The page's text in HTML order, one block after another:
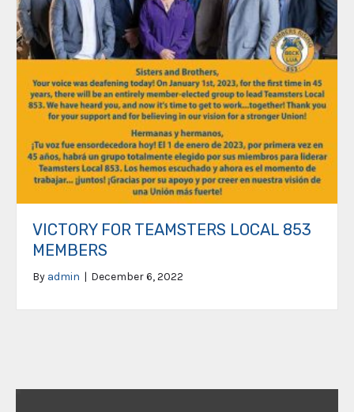
VICTORY FOR TEAMSTERS LOCAL 853
MEMBERS
By admin | December 6, 2022